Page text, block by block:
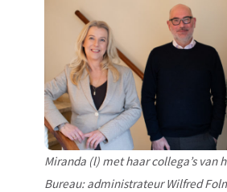
Miranda (l) met haar collega’s van
Bureau: administrateur Wilfred